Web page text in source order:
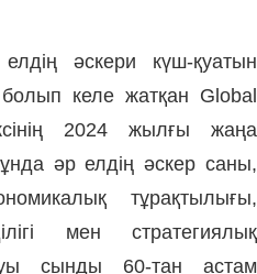
әскери күш-қуатын
болып келе жатқан Global
2024 жылғы жаңа
әр елдің әскер саны,
тұрақтылығы,
мен стратегиялық
сынды 60-тан астам